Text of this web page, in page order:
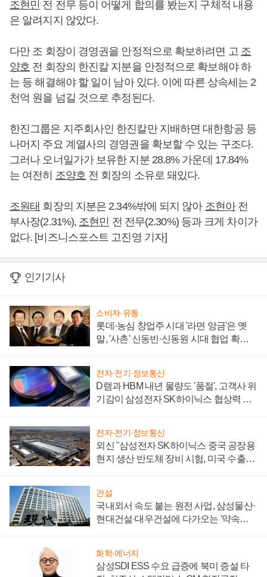
조현민 전 전무 등이 어떻게 합의를 봤는지 구체적 내용
은 알려지지 않았다.
다만 조 회장이 경영권을 안정적으로 확보하려면 고 조
양호 전 회장의 한진칼 지분을 안정적으로 확보해야 하
는 등 해결해야 할 일이 남아 있다. 이에 따른 상속세는 2
천억 원을 넘길 것으로 추정된다.
한진그룹은 지주회사인 한진칼만 지배하면 대한항공 등
나머지 주요 계열사의 경영권을 확보할 수 있는 구조다.
그러나 오너일가가 보유한 지분 28.8% 가운데 17.84%
는 여전히 조양호전 회장의 소유로 돼있다.
조원태 회장의 지분은 2.34%밖에 되지 않아 조현아전
부사장(2.31%), 조현민 전 전무(2.30%) 등과 크게 차이가
없다. [비즈니스포스트 고진영 기자]
인기기사
소비자·유통
롯데·농심 창업주 시대 '라면 앙금'은 옛
말, '사촌' 신동빈·신동원 시대 협업 확대
전자·전기·정보통신
D램과 HBM 내년 물량도 '품절', 고객사 위
기감이 삼성전자 SK하이닉스 협상력 더
전자·전기·정보통신
외신 "삼성전자 SK하이닉스 중국 공장용
현지 생산 반도체 장비 시험, 미국 수출통
건설
국내외서 속도 붙는 원전 사업, 삼성물산·
현대건설·대우건설에 다가오는 '약속의
화학·에너지
삼성SDI ESS 수요 급증에 북미 증설 타